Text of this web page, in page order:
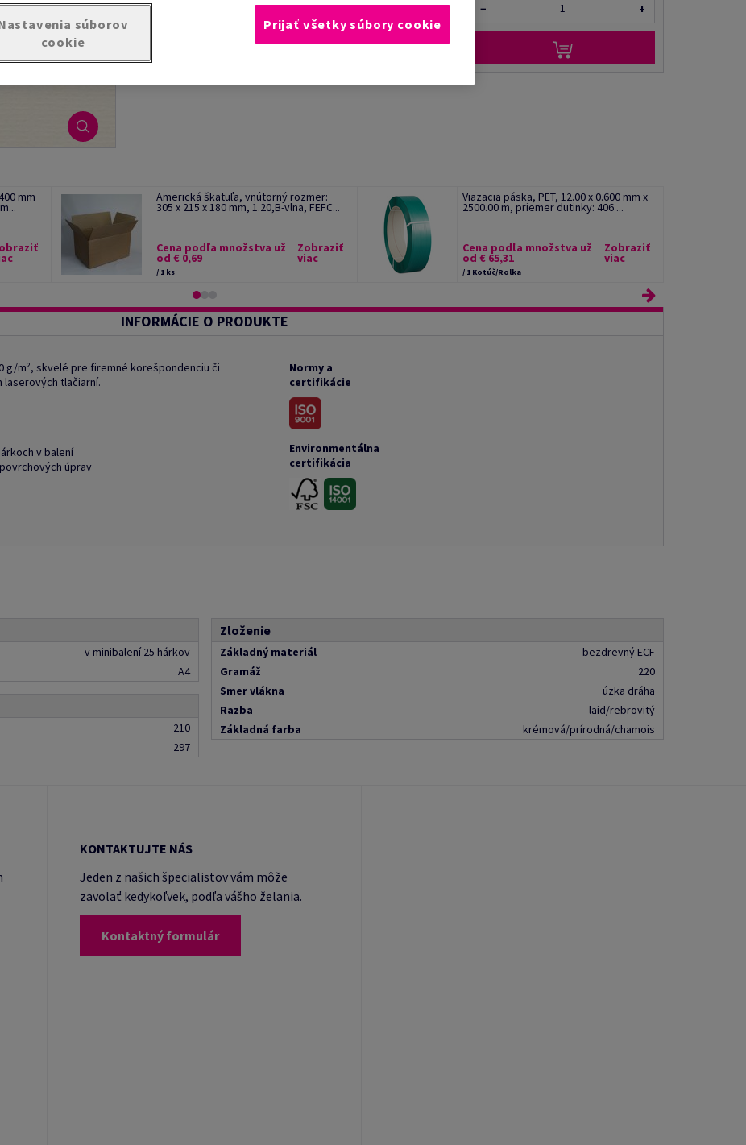
− +
mm Americká škatuľa, vnútorný rozmer:
305 x 215 x 180 mm, 1.20,B-vlna, FEFC...
Cena podľa množstva už
od € 0,69
/ 1 ks
Zobraziť
viac
Viazacia páska, PET, 12.00 x 0.600 mm x
2500.00 m, priemer dutinky: 406 ...
Cena podľa množstva už
od € 65,31
/ 1 Kotúč/Rolka
Zobraziť
viac
INFORMÁCIE O PRODUKTE
g/m², skvelé pre firemné korešpondenciu či
tlačiarní.
v balení
úprav
Normy a
certifikácie
Environmentálna
certifikácia
v minibalení 25 hárkov
A4
210
297
Zloženie
Základný materiál
bezdrevný ECF
Gramáž
220
Smer vlákna
úzka dráha
Razba
laid/rebrovitý
Základná farba
krémová/prírodná/chamois
KONTAKTUJTE NÁS
Jeden z našich špecialistov vám môže
zavolať kedykoľvek, podľa vášho želania.
Kontaktný formulár
súborov
cookie
Prijať všetky súbory cookie